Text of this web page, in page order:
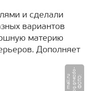
и сделали
вариантов
материю
Дополняет
Ф
О
Т
О
:
b
l
o
g.
g
n
e
z
d
o
-m
a
l
l.
r
u